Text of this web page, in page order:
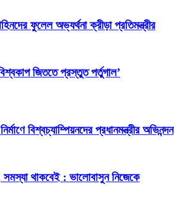
ফুলেল অভ্যর্থনা ক্রীড়া প্রতিমন্ত্রীর
জিততে প্রস্তুত পর্তুগাল’
বিশ্বচ্যাম্পিয়নদের প্রধানমন্ত্রীর অভিনন্দন
থাকবেই : ভালোবাসুন নিজেকে